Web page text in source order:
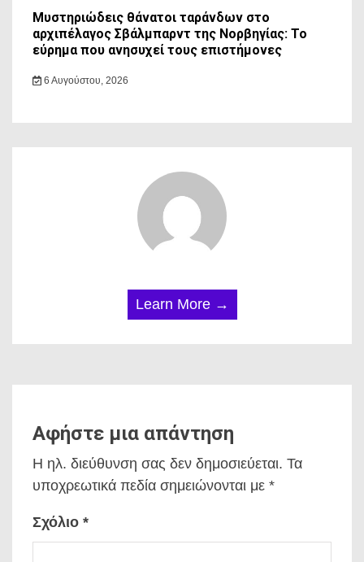
Μυστηριώδεις θάνατοι ταράνδων στο
αρχιπέλαγος Σβάλμπαρντ της Νορβηγίας: Το
εύρημα που ανησυχεί τους επιστήμονες
6 Αυγούστου, 2026
Learn More →
Αφήστε μια απάντηση
Η ηλ. διεύθυνση σας δεν δημοσιεύεται. Τα
υποχρεωτικά πεδία σημειώνονται με *
Σχόλιο *